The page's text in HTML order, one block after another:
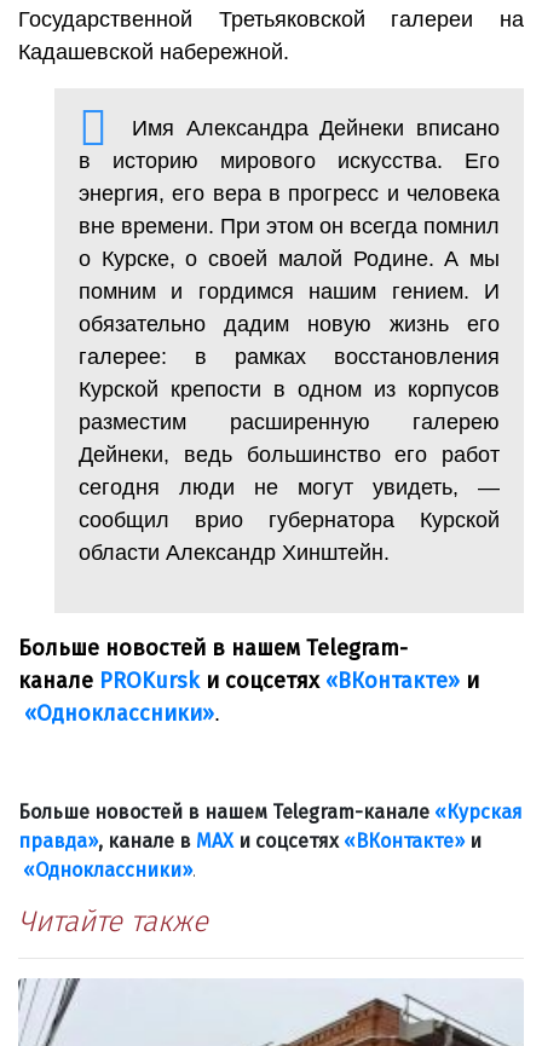
Государственной Третьяковской галереи на
Кадашевской набережной.
Имя Александра Дейнеки вписано
в историю мирового искусства. Его
энергия, его вера в прогресс и человека
вне времени. При этом он всегда помнил
о Курске, о своей малой Родине. А мы
помним и гордимся нашим гением. И
обязательно дадим новую жизнь его
галерее: в рамках восстановления
Курской крепости в одном из корпусов
разместим расширенную галерею
Дейнеки, ведь большинство его работ
сегодня люди не могут увидеть, —
сообщил врио губернатора Курской
области Александр Хинштейн.
Больше новостей в нашем Telegram-
канале PROKurskи соцсетях «ВКонтакте» и
«Одноклассники».
Больше новостей в нашем Telegram-канале «Курская
правда», канале в МАХи соцсетях «ВКонтакте»и
«Одноклассники».
Читайте также